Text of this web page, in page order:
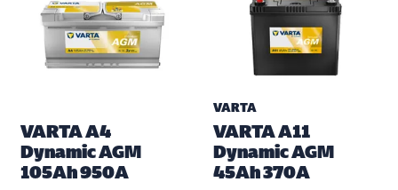
VARTA A4
Dynamic AGM
105Ah 950A
VARTA
VARTA A11
Dynamic AGM
45Ah 370A